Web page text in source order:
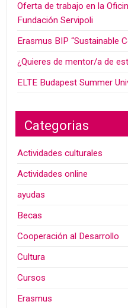
Oferta de trabajo en la
Fundación Servipoli
Erasmus BIP “Sustainable
¿Quieres de mentor/a de
ELTE Budapest Summer
Categorias
Actividades culturales
Actividades online
ayudas
Becas
Cooperación al Desarrollo
Cultura
Cursos
Erasmus